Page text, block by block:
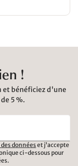
!
bénéficiez d'une
5 %.
donnéeset j'accepte
ci-dessous pour